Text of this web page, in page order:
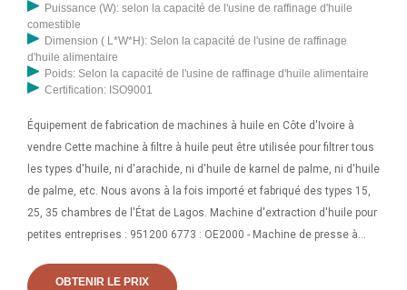
Puissance (W): selon la capacité de l'usine de raffinage d'huile
comestible
Dimension ( L*W*H): Selon la capacité de l'usine de raffinage
d'huile alimentaire
Poids: Selon la capacité de l'usine de raffinage d'huile alimentaire
Certification: ISO9001
Équipement de fabrication de machines à huile en Côte d'Ivoire à
vendre Cette machine à filtre à huile peut être utilisée pour filtrer tous
les types d'huile, ni d'arachide, ni d'huile de karnel de palme, ni d'huile
de palme, etc. Nous avons à la fois importé et fabriqué des types 15,
25, 35 chambres de l'État de Lagos. Machine d'extraction d'huile pour
petites entreprises : 951200 6773 : OE2000 - Machine de presse à
meilleure entreprise de nos jours car, car nous savons que l'huile
OBTENIR LE PRIX